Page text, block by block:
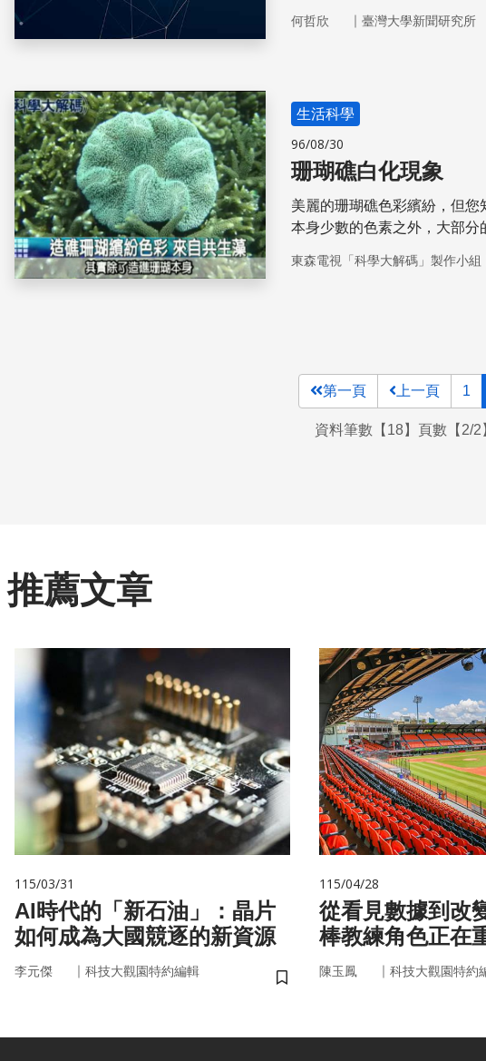
何哲欣 ｜ 臺灣大學新聞研究所
生活科學
96/08/30
珊瑚礁白化現象
美麗的珊瑚礁色彩繽紛，但
本身少數的色素之外，大部分
這個共生藻，它們都住在珊瑚
東森電視「科學大解碼」製作小組
第一頁 上一頁 1
資料筆數【18】頁數【2/2
推薦文章
115/03/31
AI時代的「新石油」：晶片
如何成為大國競逐的新資源
李元傑 ｜ 科技大觀園特約編輯
儲存書籤
115/04/28
從看見數據到
棒教練角色正在
陳玉鳳 ｜ 科技大觀園特約